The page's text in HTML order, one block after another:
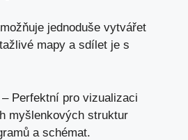
jednoduše vytvářet
mapy a sdílet je s
– Perfektní pro vizualizaci
myšlenkových struktur
a schémat.